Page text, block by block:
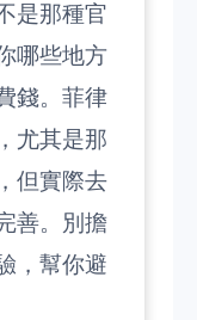
是那種官
哪些地方
錢。菲律
尤其是那
但實際去
善。別擔
，幫你避